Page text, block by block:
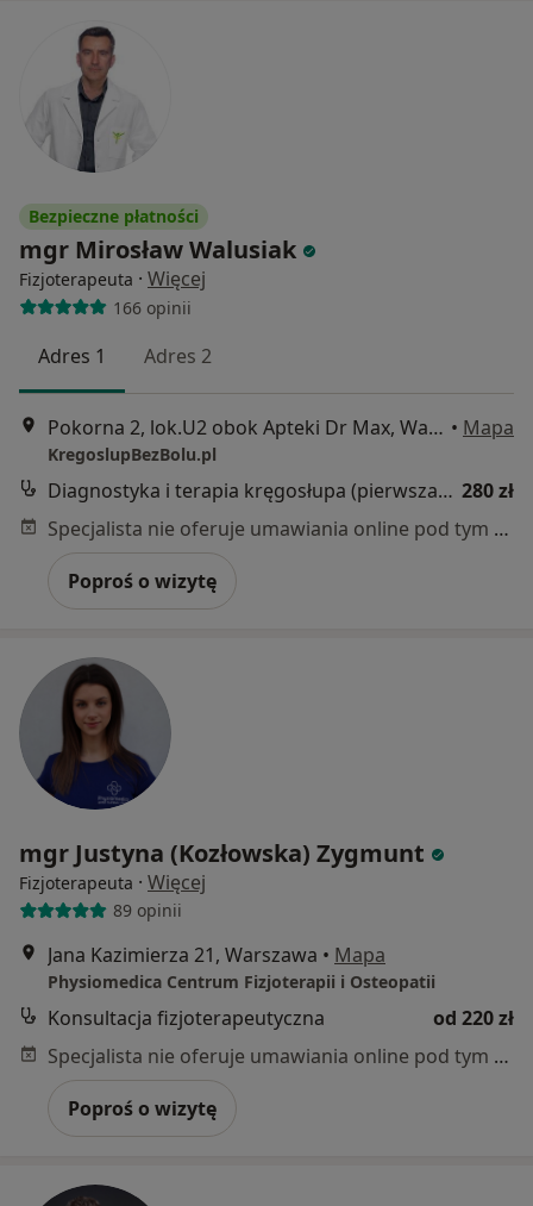
Bezpieczne płatności
mgr Mirosław Walusiak
Fizjoterapeuta · Więcej
166 opinii
Adres 1 Adres 2
Pokorna 2, lok.U2 obok Apteki Dr Max, Warszawa • Mapa
KregoslupBezBolu.pl
Diagnostyka i terapia kręgosłupa (pierwsza wizyta) 280 zł
Specjalista nie oferuje umawiania online pod tym adresem.
Poproś o wizytę
mgr Justyna (Kozłowska) Zygmunt
Fizjoterapeuta · Więcej
89 opinii
Jana Kazimierza 21, Warszawa • Mapa
Physiomedica Centrum Fizjoterapii i Osteopatii
Konsultacja fizjoterapeutyczna
od 220 zł
Specjalista nie oferuje umawiania online pod tym adresem.
Poproś o wizytę